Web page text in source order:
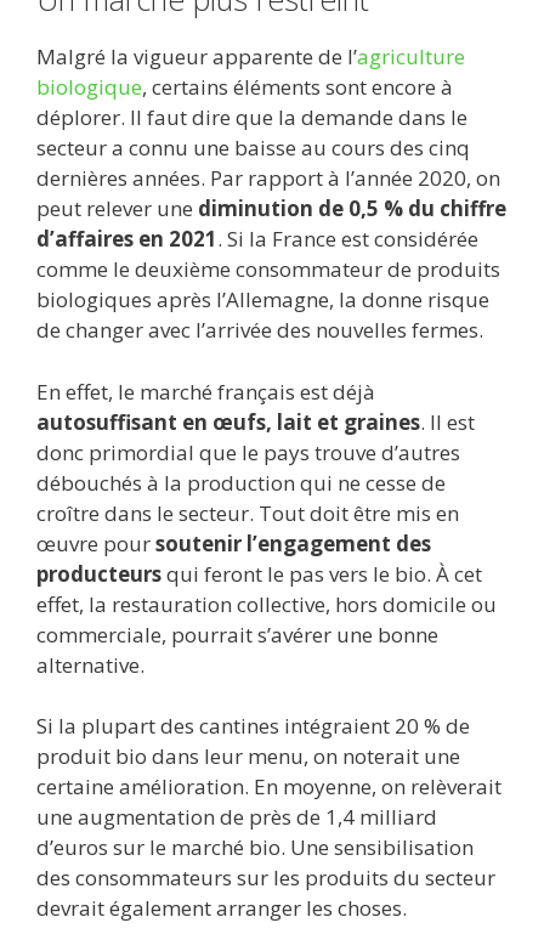
Malgré la vigueur apparente de l’agriculture
biologique, certains éléments sont encore à
déplorer. Il faut dire que la demande dans le
secteur a connu une baisse au cours des cinq
dernières années. Par rapport à l’année 2020, on
peut relever une diminution de 0,5 % du chiffre
d’affaires en 2021. Si la France est considérée
comme le deuxième consommateur de produits
biologiques après l’Allemagne, la donne risque
de changer avec l’arrivée des nouvelles fermes.
En effet, le marché français est déjà
autosuffisant en œufs, lait et graines. Il est
donc primordial que le pays trouve d’autres
débouchés à la production qui ne cesse de
croître dans le secteur. Tout doit être mis en
œuvre poursoutenir l’engagement des
producteursqui feront le pas vers le bio. À cet
effet, la restauration collective, hors domicile ou
commerciale, pourrait s’avérer une bonne
alternative.
Si la plupart des cantines intégraient 20 % de
produit bio dans leur menu, on noterait une
certaine amélioration. En moyenne, on relèverait
une augmentation de près de 1,4 milliard
d’euros sur le marché bio. Une sensibilisation
des consommateurs sur les produits du secteur
devrait également arranger les choses.